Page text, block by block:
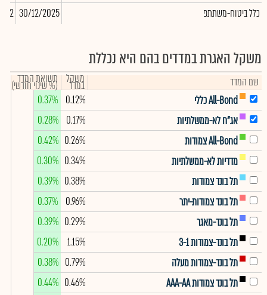
כלל ביטוח-משתתפ
30/12/2025
משקל האגרת במדדים בהם היא נכללת
שם המדד משקל
במדד תשואת המדד
(% שינוי חודשי)
All-Bond כללי
0.12%
0.37%
אג"ח לא-ממשלתיות
0.17%
0.28%
All-Bond צמודות
0.26%
0.42%
מדדיות לא-ממשלתיות
0.34%
0.30%
תל בונד צמודות
0.38%
0.39%
תל בונד צמודות-יתר
0.96%
0.37%
תל בונד-מאגר
0.29%
0.39%
תל בונד-צמודות 3-1
1.15%
0.20%
תל בונד-צמודות מעלה
0.79%
0.38%
תל בונד צמודות AAA-AA
0.46%
0.44%